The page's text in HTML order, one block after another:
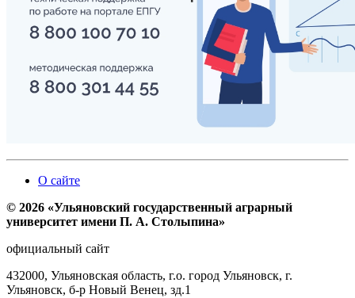
О сайте
© 2026 «Ульяновский государственный аграрный
университет имени П. А. Столыпина»
официальный сайт
432000, Ульяновская область, г.о. город Ульяновск, г.
Ульяновск, б-р Новый Венец, зд.1